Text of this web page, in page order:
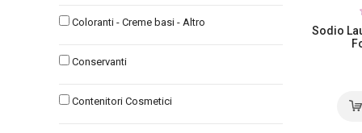
Coloranti - Creme basi - Altro
Conservanti
Contenitori Cosmetici
Sodio